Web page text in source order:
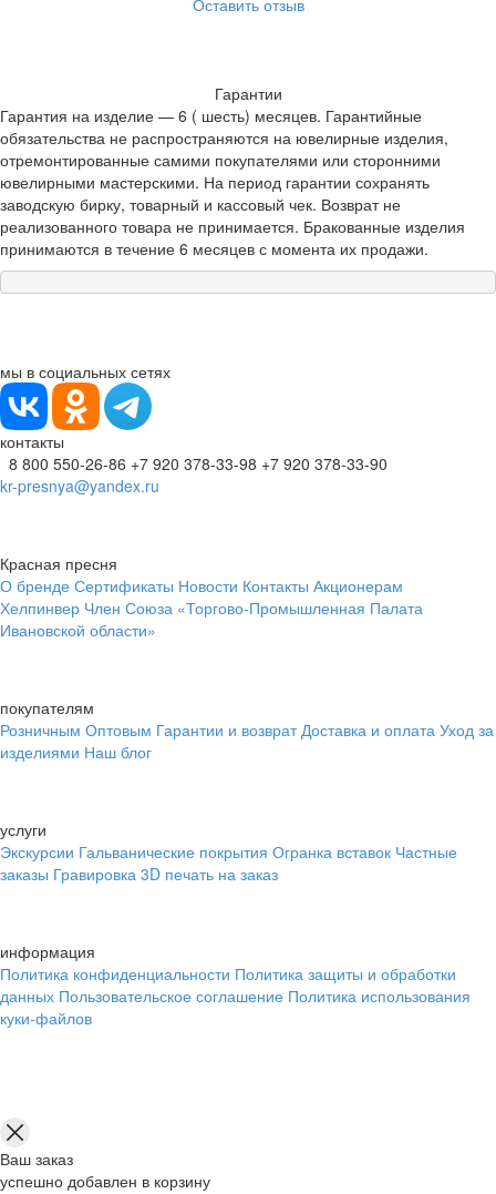
Оставить отзыв
Гарантии
Гарантия на изделие — 6 ( шесть) месяцев. Гарантийные
обязательства не распространяются на ювелирные изделия,
отремонтированные самими покупателями или сторонними
ювелирными мастерскими. На период гарантии сохранять
заводскую бирку, товарный и кассовый чек. Возврат не
реализованного товара не принимается. Бракованные изделия
принимаются в течение 6 месяцев с момента их продажи.
мы в социальных сетях
контакты
8 800 550-26-86 +7 920 378-33-98 +7 920 378-33-90
kr-presnya@yandex.ru
Красная пресня
О бренде Сертификаты Новости Контакты Акционерам
Хелпинвер Член Союза «Торгово-Промышленная Палата
Ивановской области»
покупателям
Розничным Оптовым Гарантии и возврат Доставка и оплата Уход за
изделиями Наш блог
услуги
Экскурсии Гальванические покрытия Огранка вставок Частные
заказы Гравировка 3D печать на заказ
информация
Политика конфиденциальности Политика защиты и обработки
данных Пользовательское соглашение Политика использования
куки-файлов
Ваш заказ
успешно добавлен в корзину